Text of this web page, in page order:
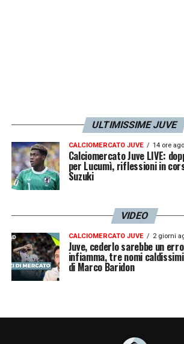
ULTIMISSIME JUVE
CALCIOMERCATO JUVE 14 ore ago
Calciomercato Juve LIVE:
per Lucumì, riflessioni in
Suzuki
VIDEO
CALCIOMERCATO JUVE 2 giorni
Juve, cederlo sarebbe un
infiamma, tre nomi caldissimi
di Marco Baridon